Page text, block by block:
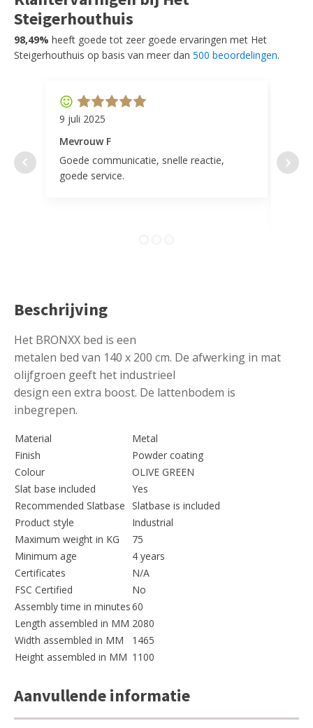
Steigerhouthuis
98,49% heeft goede tot zeer goede ervaringen met Het
Steigerhouthuis op basis van meer dan 500 beoordelingen.
9 juli 2025
Mevrouw F
Goede communicatie, snelle reactie,
goede service.
door
Beschrijving
Het BRONXX bed is een
metalen bed van 140 x 200 cm. De afwerking in mat
olijfgroen geeft het industrieel
design een extra boost. De lattenbodem is
inbegrepen.
Material
Metal
Finish
Powder coating
Colour
OLIVE GREEN
Slat base included
Yes
Recommended Slatbase Slatbase is included
Product style
Industrial
Maximum weight in KG
75
Minimum age
4 years
Certificates
N/A
FSC Certified
No
Assembly time in minutes60
Length assembled in MM 2080
Width assembled in MM
1465
Height assembled in MM 1100
Aanvullende informatie